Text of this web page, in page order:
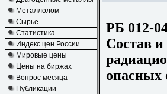
Металлолом
Сырье
Статистика
Индекс цен России
Мировые цены
Цены на биржах
Вопрос месяца
Публикации
РБ 012-
Состав и
опасных